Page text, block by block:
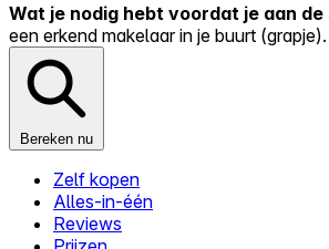
Wat je nodig hebt voordat je aan de
een erkend makelaar in je buurt (grapje).
Bereken nu
Zelf kopen
Alles-in-één
Reviews